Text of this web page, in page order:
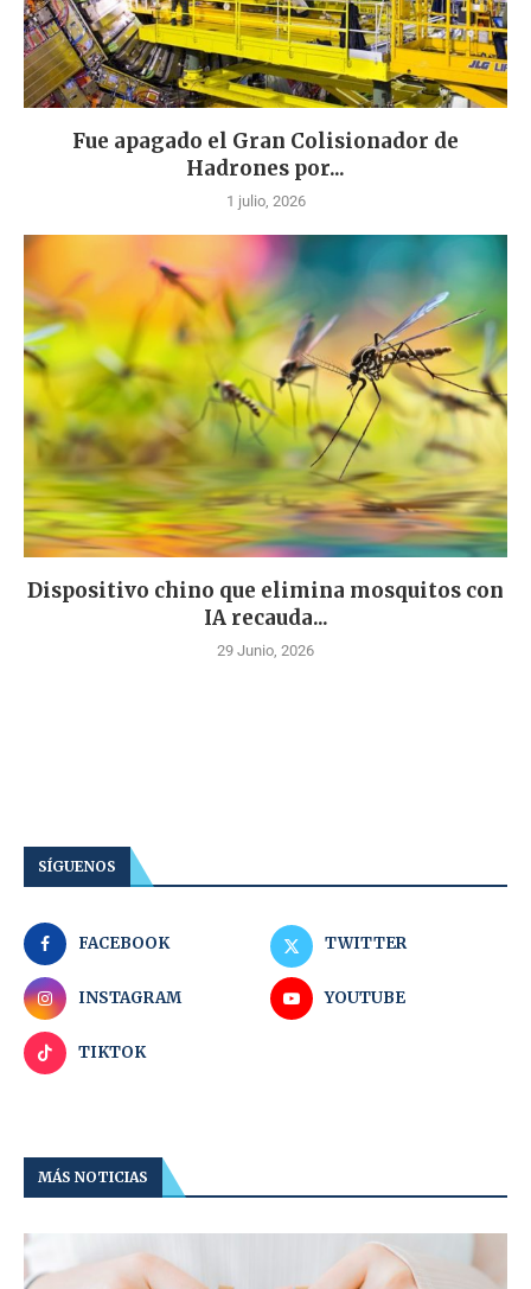
Fue apagado el Gran Colisionador de
Hadrones por...
1 julio, 2026
Dispositivo chino que elimina mosquitos con
IA recauda...
29 Junio, 2026
SÍGUENOS
FACEBOOK TWITTER
INSTAGRAM YOUTUBE
TIKTOK
MÁS NOTICIAS